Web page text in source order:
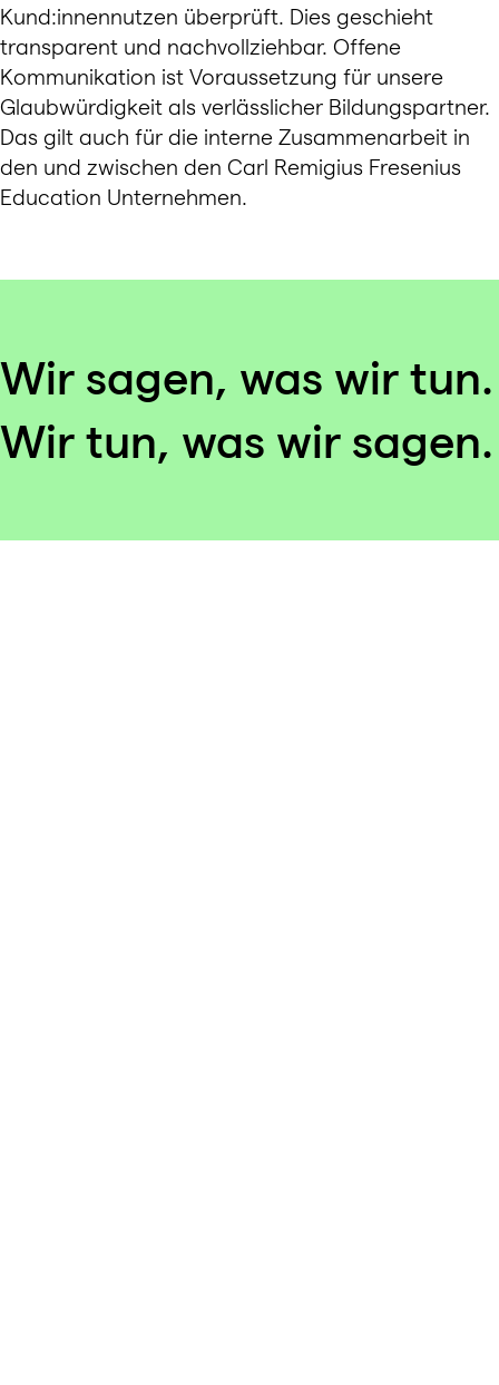
Kund:innennutzen überprüft. Dies geschieht
transparent und nachvollziehbar. Offene
Kommunikation ist Voraussetzung für unsere
Glaubwürdigkeit als verlässlicher Bildungspartner.
Das gilt auch für die interne Zusammenarbeit in
den und zwischen den Carl Remigius Fresenius
Education Unternehmen.
Wir sagen, was wir tun.
Wir tun, was wir sagen.